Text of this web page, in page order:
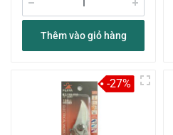
Thêm vào giỏ hàng
-27%